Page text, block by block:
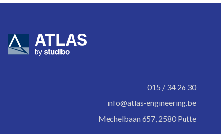
015 / 34 26 30
info@atlas-engineering.be
Mechelbaan 657, 2580 Putte